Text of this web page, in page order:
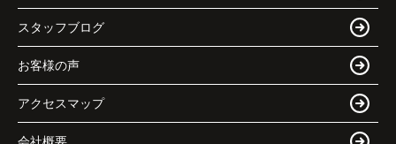
スタッフブログ
お客様の声
アクセスマップ
会社概要